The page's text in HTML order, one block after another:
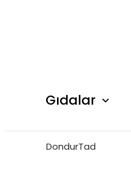
Gıdalar
DondurTad